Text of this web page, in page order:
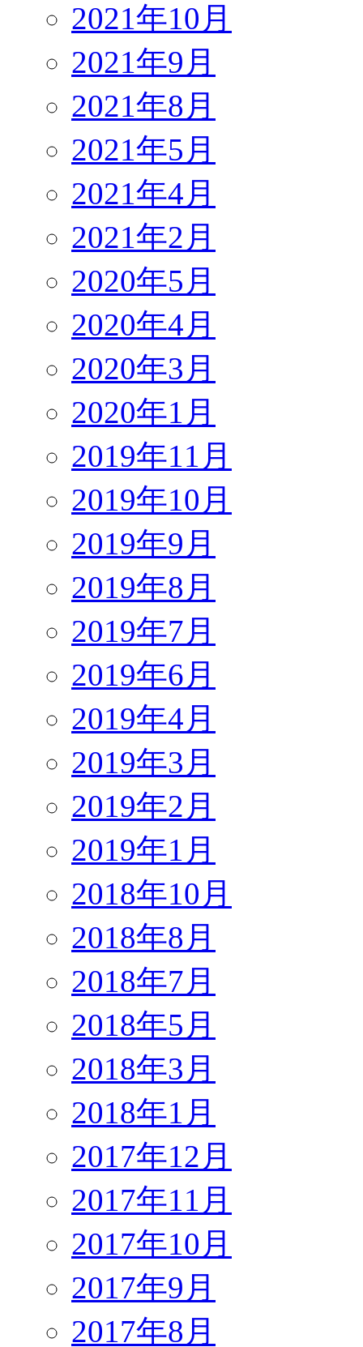
2021年10月
2021年9月
2021年8月
2021年5月
2021年4月
2021年2月
2020年5月
2020年4月
2020年3月
2020年1月
2019年11月
2019年10月
2019年9月
2019年8月
2019年7月
2019年6月
2019年4月
2019年3月
2019年2月
2019年1月
2018年10月
2018年8月
2018年7月
2018年5月
2018年3月
2018年1月
2017年12月
2017年11月
2017年10月
2017年9月
2017年8月